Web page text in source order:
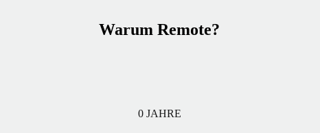
Warum Remote?
0JAHRE